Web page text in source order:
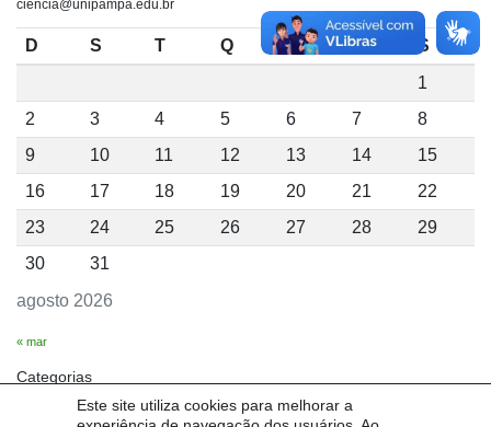
Este site utiliza cookies para melhorar a
ciencia@unipampa.edu.br
agosto 2026
D S T Q Q S
S
1
2
3 4 5 6 7
8
9
10 11 12 13 14
15
16
17 18 19 20 21
22
23
24 25 26 27 28
29
30
31
« mar
Categorias
Sem categoria